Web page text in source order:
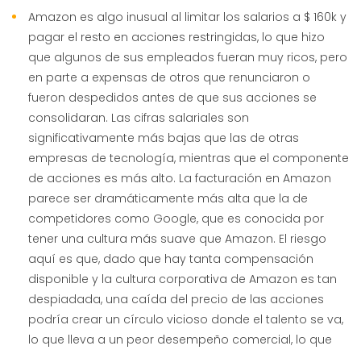
Amazon es algo inusual al limitar los salarios a $ 160k y
pagar el resto en acciones restringidas, lo que hizo
que algunos de sus empleados fueran muy ricos, pero
en parte a expensas de otros que renunciaron o
fueron despedidos antes de que sus acciones se
consolidaran. Las cifras salariales son
significativamente más bajas que las de otras
empresas de tecnología, mientras que el componente
de acciones es más alto. La facturación en Amazon
parece ser dramáticamente más alta que la de
competidores como Google, que es conocida por
tener una cultura más suave que Amazon. El riesgo
aquí es que, dado que hay tanta compensación
disponible y la cultura corporativa de Amazon es tan
despiadada, una caída del precio de las acciones
podría crear un círculo vicioso donde el talento se va,
lo que lleva a un peor desempeño comercial, lo que